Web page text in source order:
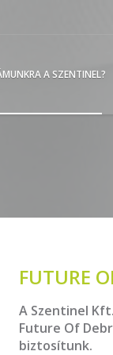
A SZENTINEL?
FUTURE
A Szentinel
Future Of
biztosítunk.